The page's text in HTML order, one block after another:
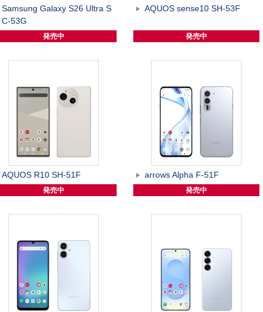
Samsung Galaxy S26 Ultra S
C-53G
発売中
AQUOS sense10 SH-53F
発売中
AQUOS R10 SH-51F
発売中
arrows Alpha F-51F
発売中